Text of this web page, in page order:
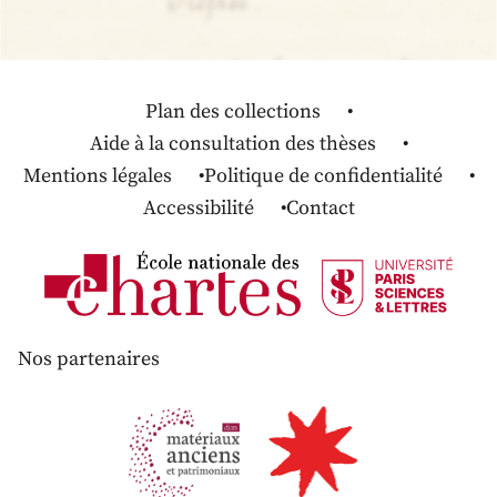
Plan des collections
Aide à la consultation des thèses
Mentions légales
Politique de confidentialité
Accessibilité
Contact
Nos partenaires